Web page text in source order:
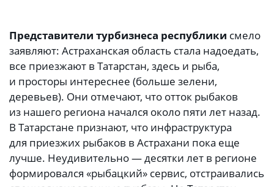
Представители турбизнеса республики смело
заявляют: Астраханская область стала надоедать,
все приезжают в Татарстан, здесь и рыба,
и просторы интереснее (больше зелени,
деревьев). Они отмечают, что отток рыбаков
из нашего региона начался около пяти лет назад.
В Татарстане признают, что инфраструктура
для приезжих рыбаков в Астрахани пока еще
лучше. Неудивительно — десятки лет в регионе
формировался «рыбацкий» сервис, отстраивались